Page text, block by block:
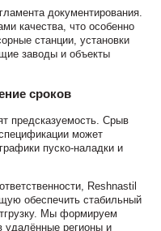
документирования.
качества, что особенно
станции, установки
заводы и объекты
сроков
предсказуемость. Срыв
может
пуско-наладки и
Reshnastil
обеспечить стабильный
Мы формируем
удалённые регионы и